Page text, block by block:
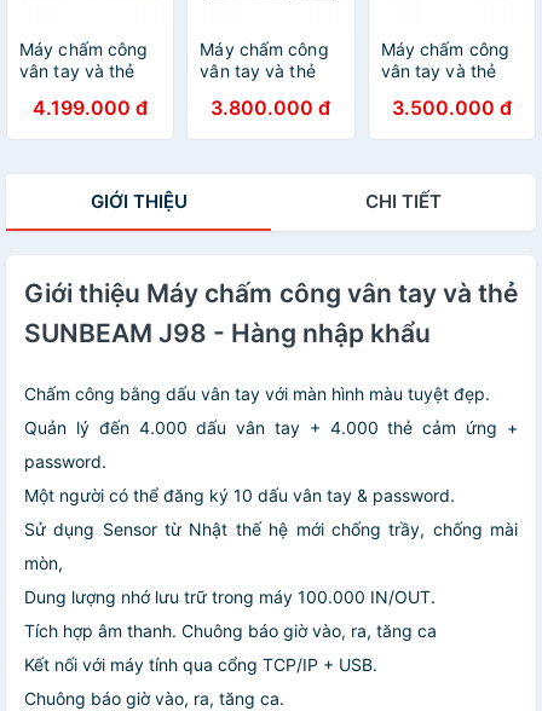
Máy chấm công
vân tay và thẻ
hàng nhập khẩu
4.199.000 đ
Máy chấm công
vân tay và thẻ
Hàng nhập khẩu
3.800.000 đ
Máy chấm công
vân tay và thẻ
- hàng nhập
khẩu
3.500.000 đ
GIỚI THIỆU CHI TIẾT
Giới thiệu Máy chấm công vân tay và thẻ
SUNBEAM J98 - Hàng nhập khẩu
Chấm công bằng dấu vân tay với màn hình màu tuyệt đẹp.
Quản lý đến 4.000 dấu vân tay + 4.000 thẻ cảm ứng +
password.
Một người có thể đăng ký 10 dấu vân tay & password.
Sử dụng Sensor từ Nhật thế hệ mới chống trầy, chống mài
mòn,
Dung lượng nhớ lưu trữ trong máy 100.000 IN/OUT.
Tích hợp âm thanh. Chuông báo giờ vào, ra, tăng ca
Kết nối với máy tính qua cổng TCP/IP + USB.
Chuông báo giờ vào, ra, tăng ca.